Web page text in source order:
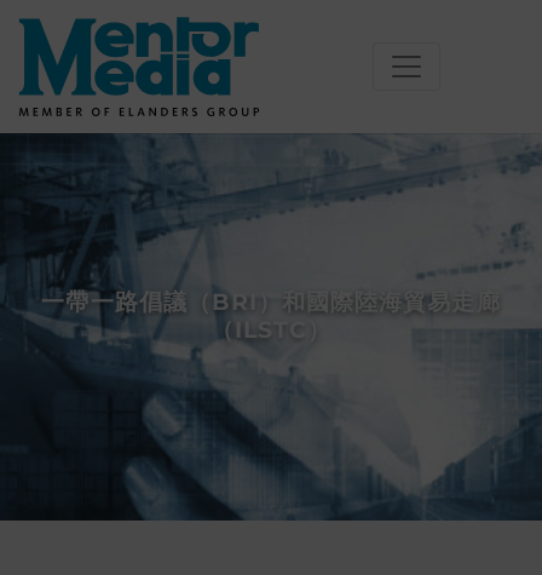
Skip
content
一帶一路倡議（BRI）和國際陸海貿易走廊
（ILSTC）